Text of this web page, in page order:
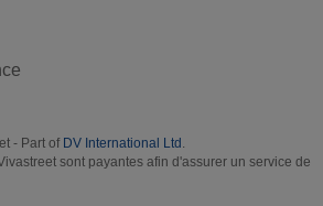
- Part of DV International Ltd .
sont payantes afin d'assurer un service de